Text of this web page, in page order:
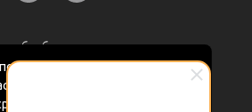
данным сайтом
на обработку персональных
Яндекс.Метрика в
обработку персональных
данных
конфиденциальности